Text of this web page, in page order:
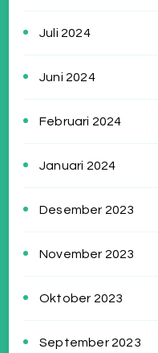
Juli 2024
Juni 2024
Februari 2024
Januari 2024
Desember 2023
November 2023
Oktober 2023
September 2023